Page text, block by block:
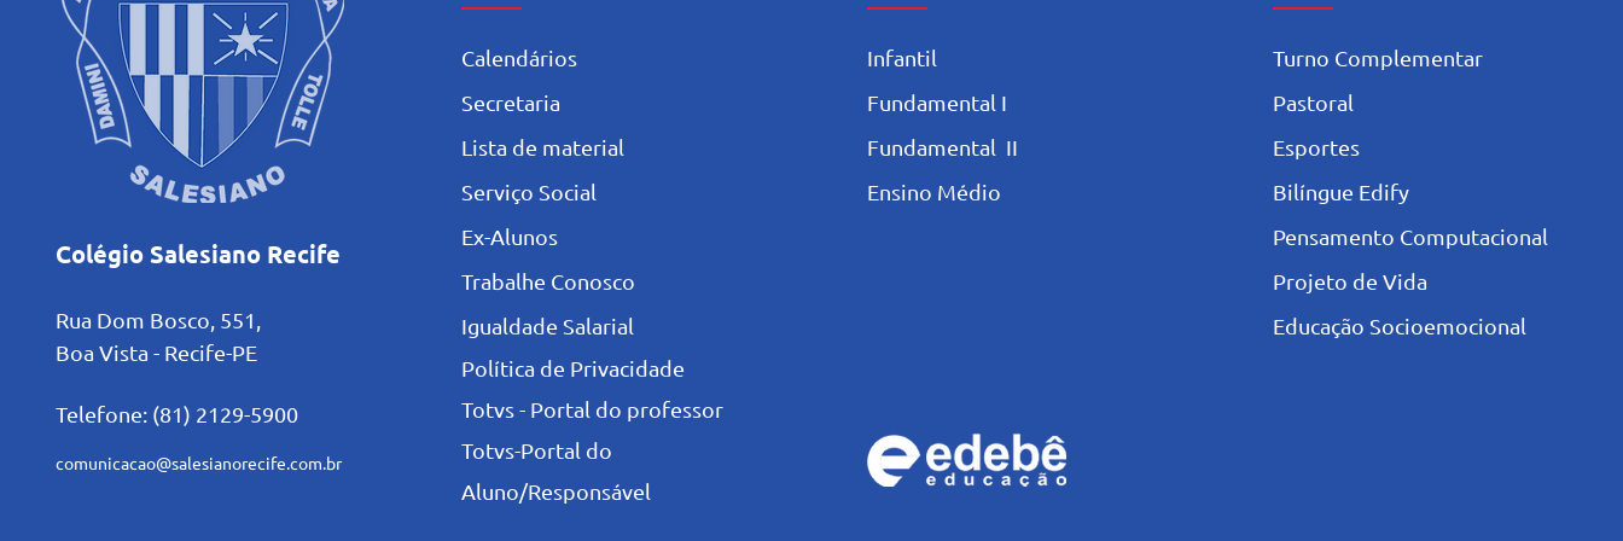
Colégio Salesiano Recife
Rua Dom Bosco, 551,
Boa Vista - Recife-PE
Telefone: (81) 2129-5900
comunicacao@salesianorecife.com.br
Calendários
Secretaria
L ista de material
Serviço Social
Ex-Alunos
Trabalhe Conosco
Igualdade Salarial
Política de Privacidade
Totvs - Portal do professor
Totvs-Portal do
Aluno/Responsável
Infantil
Fundamental I
Fundamental II
Ensino Médio
Turno Complementar
Pastoral
Esportes
Bilíngue Edify
Pensamento Computacional
Projeto de Vida
Educação Socioemocional